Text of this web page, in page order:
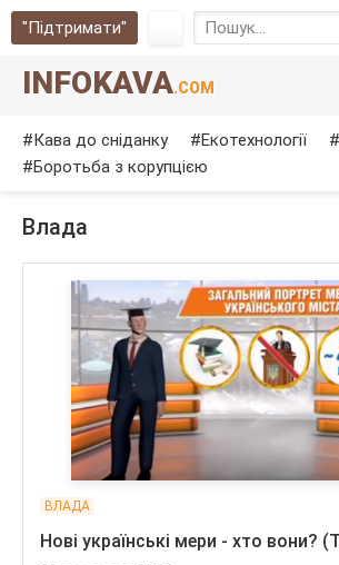
"Підтримати"
INFOKAVA.COM
Кава до сніданку Екотехнології
Боротьба з корупцією
Влада
ВЛАДА
Нові українські мери - хто вони?